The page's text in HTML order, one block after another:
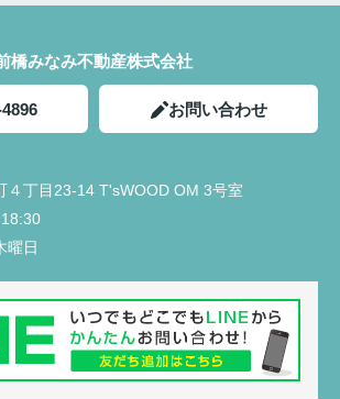
橋みなみ不動産株式会社
お問い合わせ
４丁目23‐14 T'sWOOD OM 3号室
曜日